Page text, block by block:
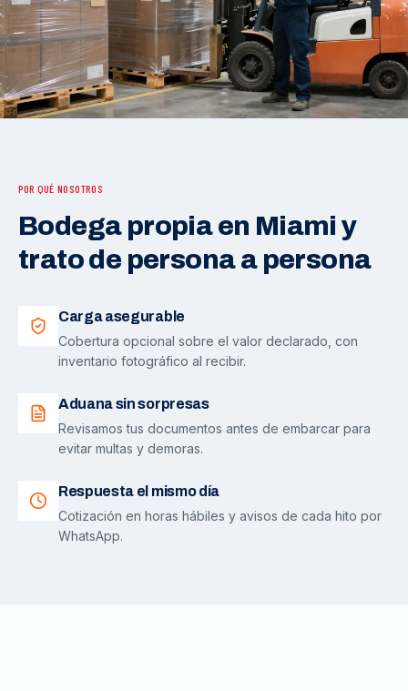
POR QUÉ NOSOTROS
Bodega propia en Miami y
trato de persona a persona
Carga asegurable
Cobertura opcional sobre el valor declarado, con
inventario fotográfico al recibir.
Aduana sin sorpresas
Revisamos tus documentos antes de embarcar para
evitar multas y demoras.
Respuesta el mismo día
Cotización en horas hábiles y avisos de cada hito por
WhatsApp.